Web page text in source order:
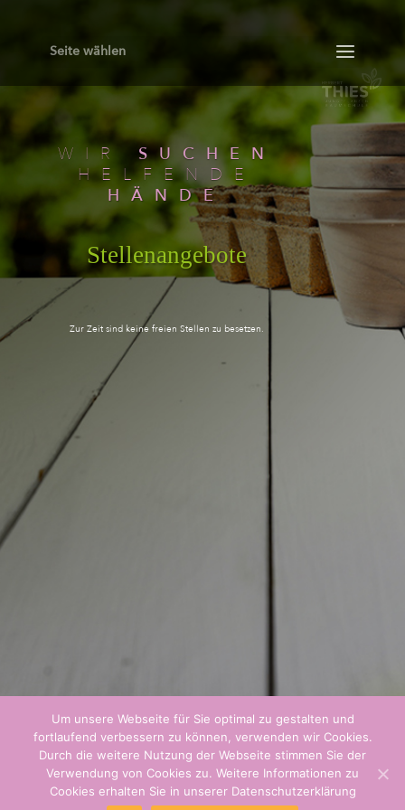
Seite wählen
WIR SUCHEN
HELFENDE
HÄNDE
Stellenangebote
Zur Zeit sind keine freien Stellen zu besetzen.
Um unsere Webseite für Sie optimal zu gestalten und
fortlaufend verbessern zu können, verwenden wir Cookies.
Durch die weitere Nutzung der Webseite stimmen Sie der
Verwendung von Cookies zu. Weitere Informationen zu
Cookies erhalten Sie in unserer Datenschutzerklärung